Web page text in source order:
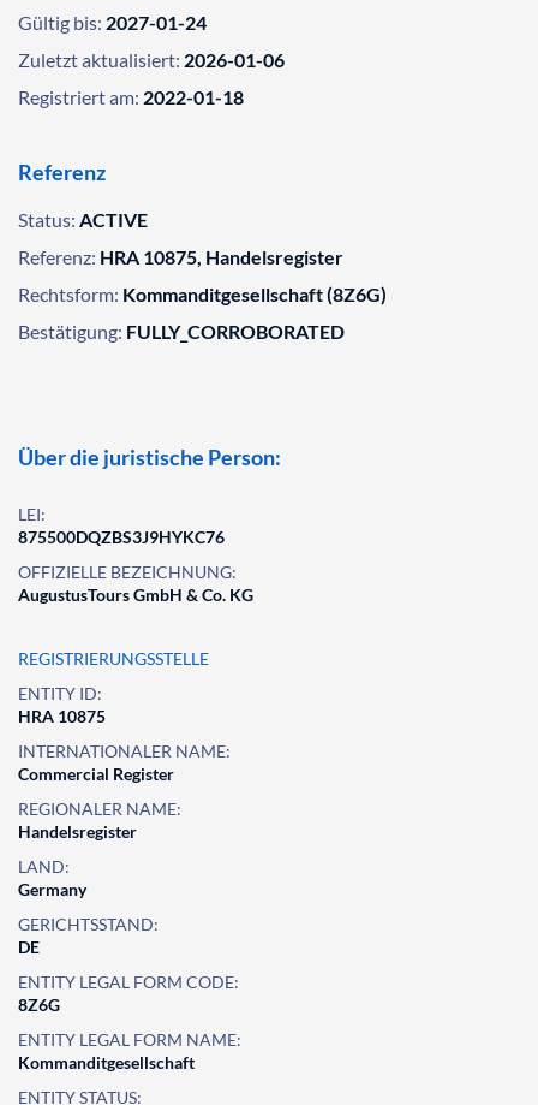
Gültig bis: 2027-01-24
Zuletzt aktualisiert: 2026-01-06
Registriert am: 2022-01-18
Referenz
Status: ACTIVE
Referenz: HRA 10875, Handelsregister
Rechtsform: Kommanditgesellschaft (8Z6G)
Bestätigung: FULLY_CORROBORATED
Über die juristische Person:
LEI:
875500DQZBS3J9HYKC76
OFFIZIELLE BEZEICHNUNG:
AugustusTours GmbH & Co. KG
REGISTRIERUNGSSTELLE
ENTITY ID:
HRA 10875
INTERNATIONALER NAME:
Commercial Register
REGIONALER NAME:
Handelsregister
LAND:
Germany
GERICHTSSTAND:
DE
ENTITY LEGAL FORM CODE:
8Z6G
ENTITY LEGAL FORM NAME:
Kommanditgesellschaft
ENTITY STATUS: